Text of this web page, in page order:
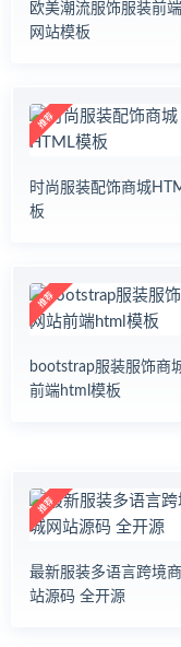
欧美潮流服饰服装前
网站模板
时尚服装配饰商城
板
bootstrap服装服饰商
前端html模板
最新服装多语言跨境
站源码 全开源